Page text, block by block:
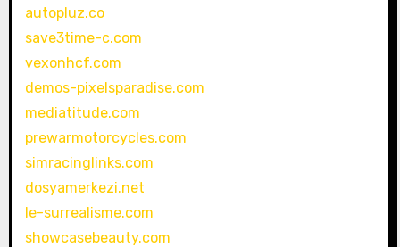
autopluz.co
save3time-c.com
vexonhcf.com
demos-pixelsparadise.com
mediatitude.com
prewarmotorcycles.com
simracinglinks.com
dosyamerkezi.net
le-surrealisme.com
showcasebeauty.com